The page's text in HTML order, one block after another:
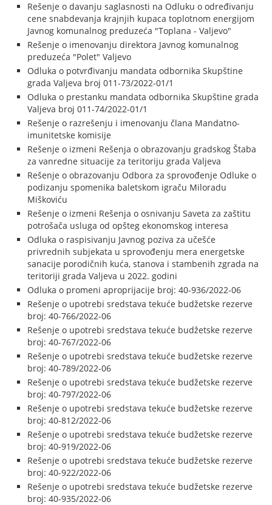
Rešenje o davanju saglasnosti na Odluku o određivanju
cene snabdevanja krajnjih kupaca toplotnom energijom
Javnog komunalnog preduzeća "Toplana - Valjevo"
Rešenje o imenovanju direktora Javnog komunalnog
preduzeća "Polet" Valjevo
Odluka o potvrđivanju mandata odbornika Skupštine
grada Valjeva broj 011-73/2022-01/1
Odluka o prestanku mandata odbornika Skupštine grada
Valjeva broj 011-74/2022-01/1
Rešenje o razrešenju i imenovanju člana Mandatno-
imunitetske komisije
Rešenje o izmeni Rešenja o obrazovanju gradskog Štaba
za vanredne situacije za teritoriju grada Valjeva
Rešenje o obrazovanju Odbora za sprovođenje Odluke o
podizanju spomenika baletskom igraču Miloradu
Miškoviću
Rešenje o izmeni Rešenja o osnivanju Saveta za zaštitu
potrošača usluga od opšteg ekonomskog interesa
Odluka o raspisivanju Javnog poziva za učešće
privrednih subjekata u sprovođenju mera energetske
sanacije porodičnih kuća, stanova i stambenih zgrada na
teritoriji grada Valjeva u 2022. godini
Odluka o promeni aproprijacije broj: 40-936/2022-06
Rešenje o upotrebi sredstava tekuće budžetske rezerve
broj: 40-766/2022-06
Rešenje o upotrebi sredstava tekuće budžetske rezerve
broj: 40-767/2022-06
Rešenje o upotrebi sredstava tekuće budžetske rezerve
broj: 40-789/2022-06
Rešenje o upotrebi sredstava tekuće budžetske rezerve
broj: 40-797/2022-06
Rešenje o upotrebi sredstava tekuće budžetske rezerve
broj: 40-812/2022-06
Rešenje o upotrebi sredstava tekuće budžetske rezerve
broj: 40-919/2022-06
Rešenje o upotrebi sredstava tekuće budžetske rezerve
broj: 40-922/2022-06
Rešenje o upotrebi sredstava tekuće budžetske rezerve
broj: 40-935/2022-06